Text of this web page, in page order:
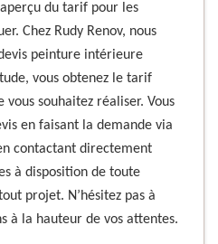
du tarif pour les
Chez Rudy Renov, nous
peinture intérieure
vous obtenez le tarif
souhaitez réaliser. Vous
en faisant la demande via
contactant directement
à disposition de toute
projet. N’hésitez pas à
à la hauteur de vos attentes.